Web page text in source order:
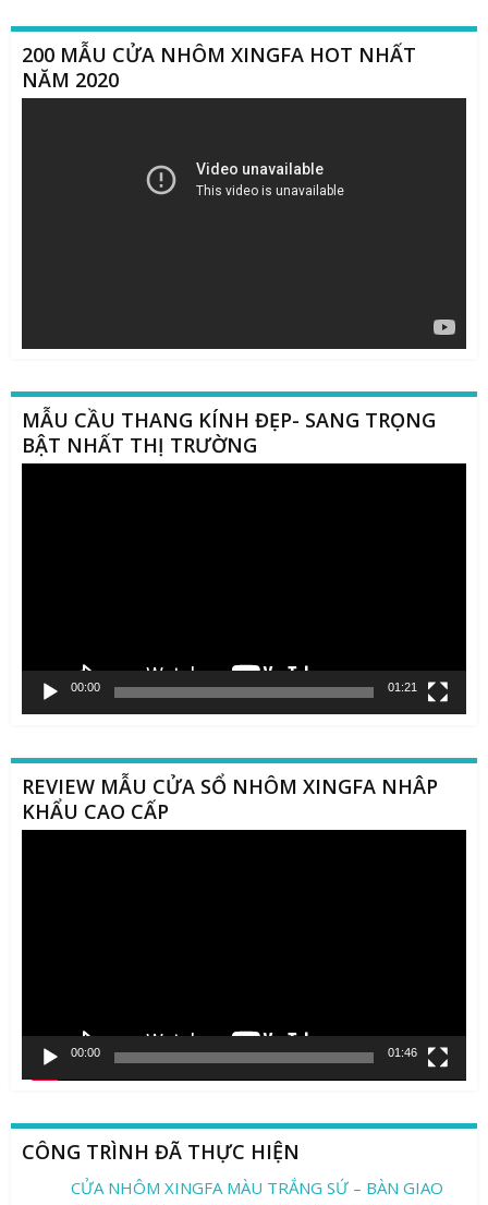
200 MẪU CỬA NHÔM XINGFA HOT NHẤT
NĂM 2020
MẪU CẦU THANG KÍNH ĐẸP- SANG TRỌNG
BẬT NHẤT THỊ TRƯỜNG
00:00 01:21
REVIEW MẪU CỬA SỔ NHÔM XINGFA NHÂP
KHẨU CAO CẤP
00:00 01:46
CÔNG TRÌNH ĐÃ THỰC HIỆN
CỬA NHÔM XINGFA MÀU TRẮNG SỨ – BÀN GIAO